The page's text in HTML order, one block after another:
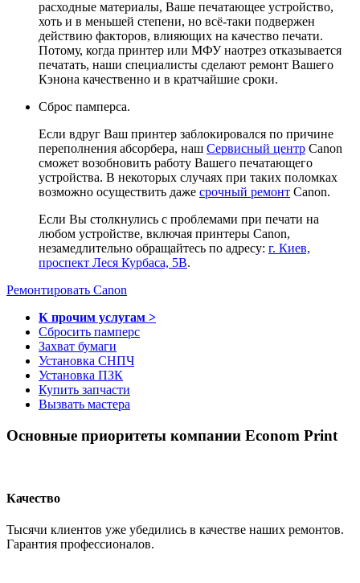
расходные материалы, Ваше печатающее устройство,
хоть и в меньшей степени, но всё-таки подвержен
действию факторов, влияющих на качество печати.
Потому, когда принтер или МФУ наотрез отказывается
печатать, наши специалисты сделают ремонт Вашего
Кэнона качественно и в кратчайшие сроки.
Сброс памперса.
Если вдруг Ваш принтер заблокировался по причине
переполнения абсорбера, наш Сервисный центр Canon
сможет возобновить работу Вашего печатающего
устройства. В некоторых случаях при таких поломках
возможно осуществить даже срочный ремонт Canon.
Если Вы столкнулись с проблемами при печати на
любом устройстве, включая принтеры Canon,
незамедлительно обращайтесь по адресу: г. Киев,
проспект Леся Курбаса, 5В.
Ремонтировать Canon
К прочим услугам >
Сбросить памперс
Захват бумаги
Установка СНПЧ
Установка ПЗК
Купить запчасти
Вызвать мастера
Основные приоритеты компании Econom Print
Качество
Тысячи клиентов уже убедились в качестве наших ремонтов.
Гарантия профессионалов.